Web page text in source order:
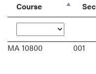
Course Sec
MA 10800 001